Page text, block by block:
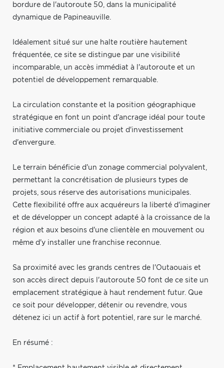
bordure de l'autoroute 50, dans la municipalité
dynamique de Papineauville.
Idéalement situé sur une halte routière hautement
fréquentée, ce site se distingue par une visibilité
incomparable, un accès immédiat à l'autoroute et un
potentiel de développement remarquable.
La circulation constante et la position géographique
stratégique en font un point d'ancrage idéal pour toute
initiative commerciale ou projet d'investissement
d'envergure.
Le terrain bénéficie d'un zonage commercial polyvalent,
permettant la concrétisation de plusieurs types de
projets, sous réserve des autorisations municipales.
Cette flexibilité offre aux acquéreurs la liberté d'imaginer
et de développer un concept adapté à la croissance de la
région et aux besoins d'une clientèle en mouvement ou
même d'y installer une franchise reconnue.
Sa proximité avec les grands centres de l'Outaouais et
son accès direct depuis l'autoroute 50 font de ce site un
emplacement stratégique à haut rendement futur. Que
ce soit pour développer, détenir ou revendre, vous
détenez ici un actif à fort potentiel, rare sur le marché.
En résumé :